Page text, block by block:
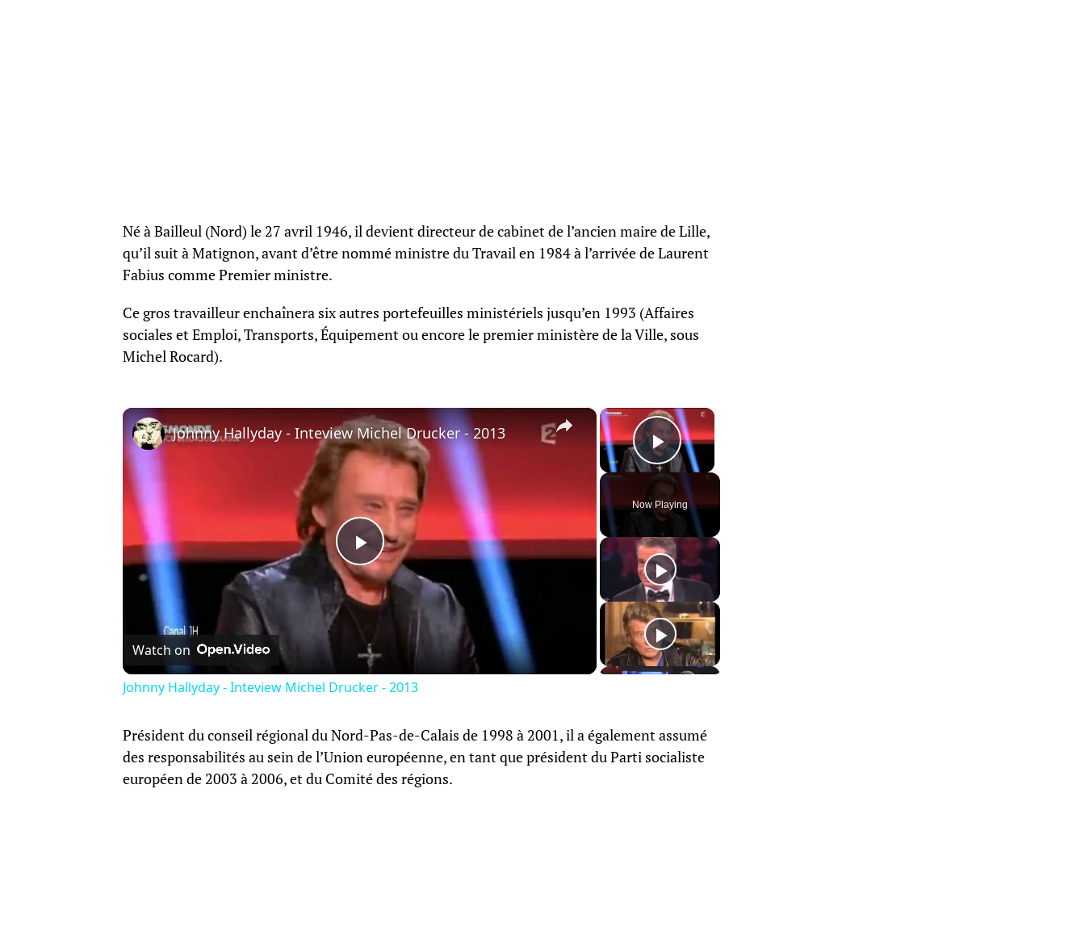
Né à Bailleul (Nord) le 27 avril 1946, il devient directeur de cabinet de l’ancien maire de Lille,
qu’il suit à Matignon, avant d’être nommé ministre du Travail en 1984 à l’arrivée de Laurent
Fabius comme Premier ministre.
Ce gros travailleur enchaînera six autres portefeuilles ministériels jusqu’en 1993 (Affaires
sociales et Emploi, Transports, Équipement ou encore le premier ministère de la Ville, sous
Michel Rocard).
×
Play Video
Now Playing
×
Play
Video
Johnny Hallyday - Inteview Michel Drucker - 2013
Watch on
Johnny Hallyday - Inteview Michel Drucker - 2013
Président du conseil régional du Nord-Pas-de-Calais de 1998 à 2001, il a également assumé
des responsabilités au sein de l’Union européenne, en tant que président du Parti socialiste
européen de 2003 à 2006, et du Comité des régions.